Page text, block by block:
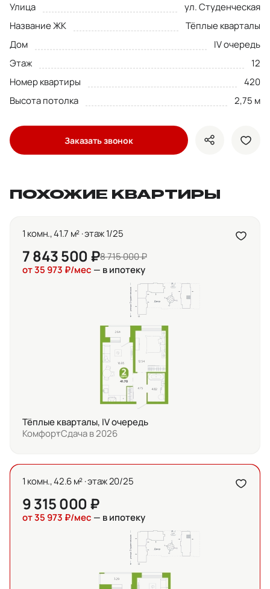
Улица
ул. Студенческая
Название ЖК
Тёплые кварталы
Дом
IV очередь
Этаж
12
Номер квартиры
420
Высота потолка
2,75 м
Заказать звонок показать
ПОХОЖИЕ КВАРТИРЫ
1 комн., 41.7 м² · этаж 1/25
7 843 500 ₽8 715 000 ₽
от 35 973 ₽/мес — в ипотеку
Тёплые кварталы, IV очередь
КомфортСдача в 2026
1 комн., 42.6 м² · этаж 20/25
9 315 000 ₽
от 35 973 ₽/мес — в ипотеку